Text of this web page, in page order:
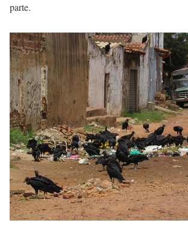
parte.